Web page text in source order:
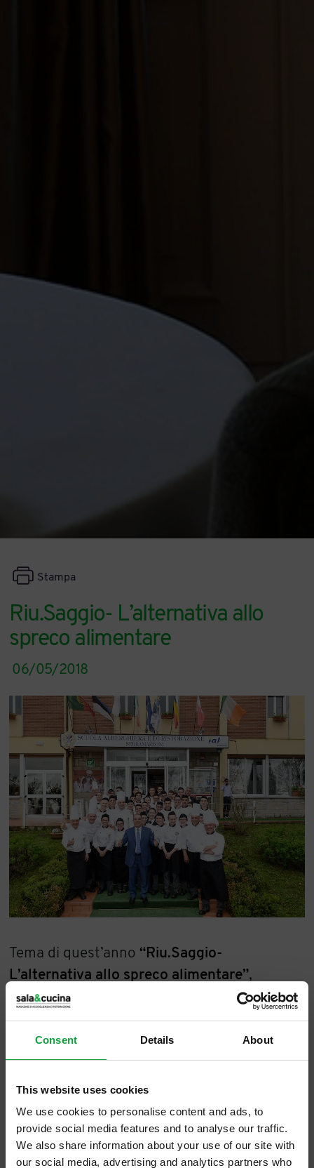
Consent Details About
This website uses cookies
We use cookies to personalise content and ads, to
provide social media features and to analyse our traffic.
We also share information about your use of our site with
our social media, advertising and analytics partners who
Riu.Saggio- L’alternativa allo
spreco alimentare
Stampa
06/05/2018
Tema di quest’anno “Riu.Saggio-
L’alternativa allo spreco alimentare”,
argomento di grande attualità e di riflessioni
per un uso consapevole e sostenibile del
cibo. Come ha affermatoGiuseppe Schipano
direttore della scuola, “un tema importante
frutto di un anno di lavoro, iniziato dai primi
di ottobre, diventato la quotidianità degli
allievi“. Una questione cara a molti,
soprattutto ai grandi chef che negli ultimi